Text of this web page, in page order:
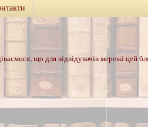
що для відвідувачів мережі цей